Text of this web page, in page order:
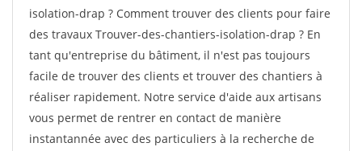
isolation-drap ? Comment trouver des clients pour faire
des travaux Trouver-des-chantiers-isolation-drap ? En
tant qu'entreprise du bâtiment, il n'est pas toujours
facile de trouver des clients et trouver des chantiers à
réaliser rapidement. Notre service d'aide aux artisans
vous permet de rentrer en contact de manière
instantannée avec des particuliers à la recherche de